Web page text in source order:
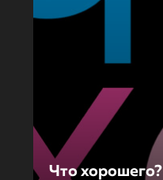
Что хорошего?